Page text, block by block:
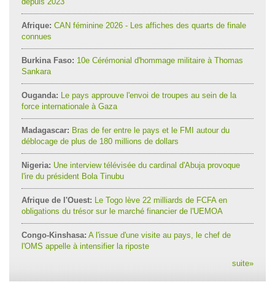
Afrique: CAN féminine 2026 - Les affiches des quarts de finale
connues
Burkina Faso: 10e Cérémonial d'hommage militaire à Thomas
Sankara
Ouganda: Le pays approuve l'envoi de troupes au sein de la
force internationale à Gaza
Madagascar: Bras de fer entre le pays et le FMI autour du
déblocage de plus de 180 millions de dollars
Nigeria: Une interview télévisée du cardinal d'Abuja provoque
l'ire du président Bola Tinubu
Afrique de l'Ouest: Le Togo lève 22 milliards de FCFA en
obligations du trésor sur le marché financier de l'UEMOA
Congo-Kinshasa: A l'issue d'une visite au pays, le chef de
l'OMS appelle à intensifier la riposte
suite»